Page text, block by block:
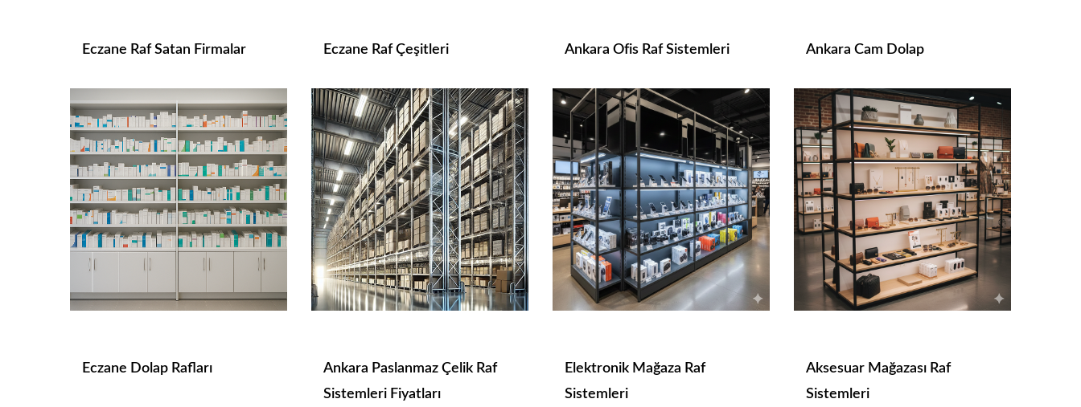
Eczane Raf Satan Firmalar Eczane Raf Çeşitleri Ankara Ofis Raf Sistemleri Ankara Cam Dolap
Eczane Dolap Rafları
Ankara Paslanmaz Çelik Raf
Sistemleri Fiyatları
Elektronik Mağaza Raf
Sistemleri
Aksesuar Mağazası Raf
Sistemleri